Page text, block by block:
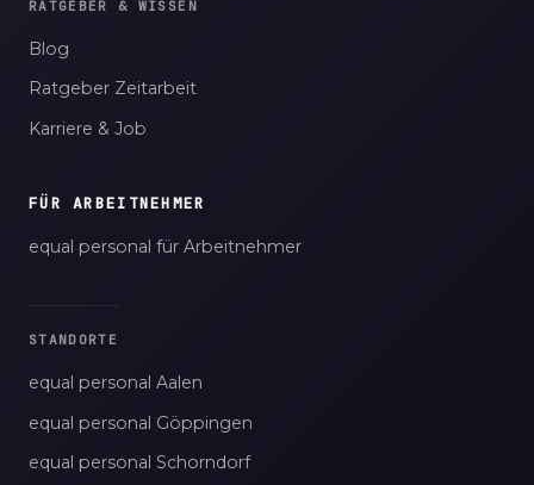
RATGEBER & WISSEN
Blog
Ratgeber Zeitarbeit
Karriere & Job
FÜR ARBEITNEHMER
equal personal für Arbeitnehmer
STANDORTE
equal personal Aalen
equal personal Göppingen
equal personal Schorndorf